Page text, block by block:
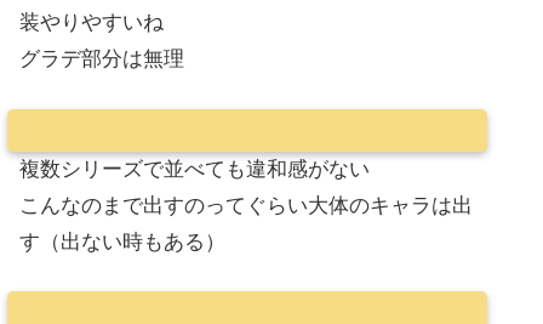
装やりやすいね
グラデ部分は無理
複数シリーズで並べても違和感がない
こんなのまで出すのってぐらい大体のキャラは出
す（出ない時もある）